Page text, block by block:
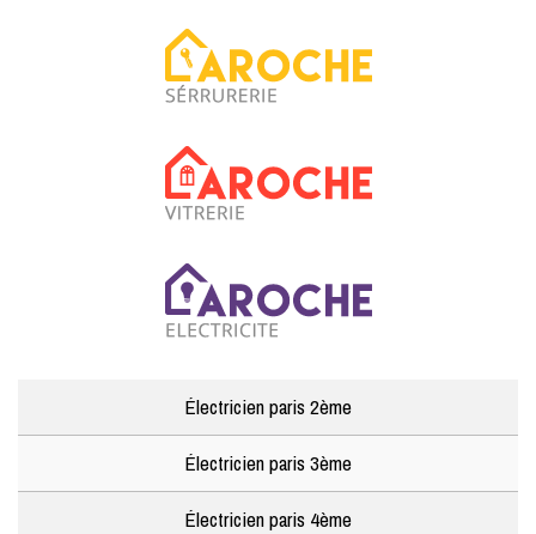
Électricien paris 2ème
Électricien paris 3ème
Électricien paris 4ème